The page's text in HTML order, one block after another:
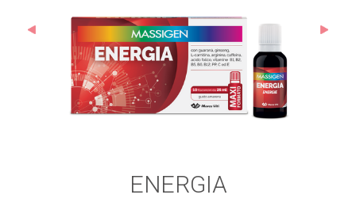
ENERGIA